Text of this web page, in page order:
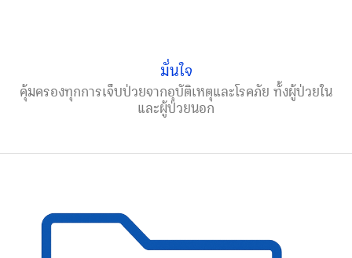
มั่นใจ
คุ้มครองทุกการเจ็บป่วยจากอุบัติเหตุและโรคภัย ทั้งผู้ป่วยใน
และผู้ป่วยนอก